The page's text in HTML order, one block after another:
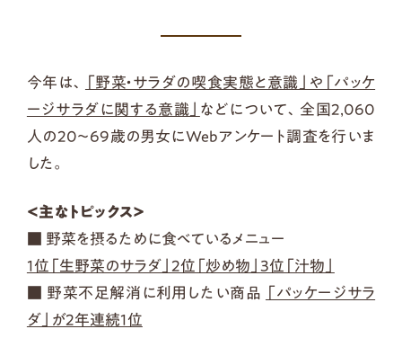
今年は、
「野菜・サラダの喫食実態と意識」や「パッケ
ージサラダに関する意識」 などについて、全国2,060
人の20～69歳の男女にWebアンケート調査を行いま
した。
＜主なトピックス＞
■ 野菜を摂るために食べているメニュー
1位「生野菜のサラダ」2位「炒め物」3位「汁物」
■ 野菜不足解消に利用したい商品
「パッケージサラ
ダ」が2年連続1位